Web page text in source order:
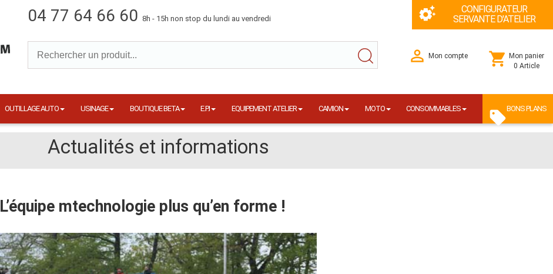
04 77 64 66 60 8h - 15h non stop du lundi au vendredi
CONFIGURATEUR
SERVANTE D'ATELIER
Mon compte
Mon panier
0 Article
OUTILLAGE AUTO USINAGE BOUTIQUE BETA E.P.I EQUIPEMENT ATELIER CAMION MOTO CONSOMMABLES BONS PLANS
Actualités et informations
L’équipe mtechnologie plus qu’en forme !